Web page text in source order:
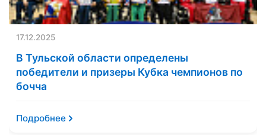
17.12.2025
В Тульской области определены
победители и призеры Кубка чемпионов по
бочча
Подробнее